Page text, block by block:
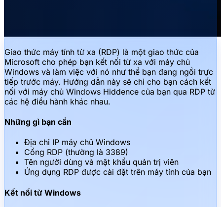
Giao thức máy tính từ xa (RDP) là một giao thức của
Microsoft cho phép bạn kết nối từ xa với máy chủ
Windows và làm việc với nó như thể bạn đang ngồi trực
tiếp trước máy. Hướng dẫn này sẽ chỉ cho bạn cách kết
nối với máy chủ Windows Hiddence của bạn qua RDP từ
các hệ điều hành khác nhau.
Những gì bạn cần
Địa chỉ IP máy chủ Windows
Cổng RDP (thường là 3389)
Tên người dùng và mật khẩu quản trị viên
Ứng dụng RDP được cài đặt trên máy tính của bạn
Kết nối từ Windows